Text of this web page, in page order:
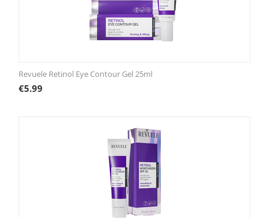
Revuele Retinol Eye Contour Gel 25ml
€5.99